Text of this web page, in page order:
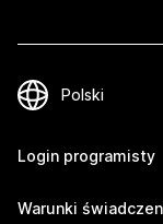
Login programisty
Warunki